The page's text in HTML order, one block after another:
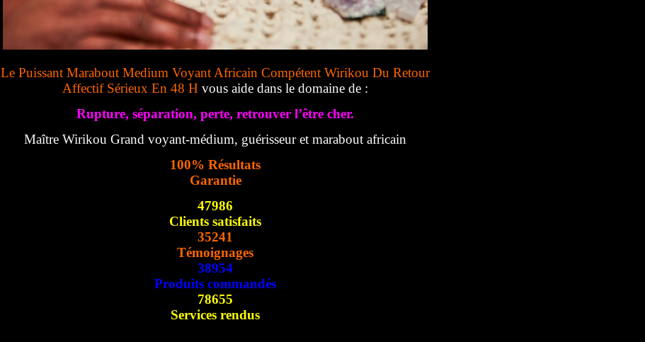
Le Puissant Marabout Medium Voyant Africain Compétent Wirikou Du Retour
Affectif Sérieux En 48 H vous aide dans le domaine de :
Rupture, séparation, perte, retrouver l’être cher.
Maître Wirikou Grand voyant-médium, guérisseur et marabout africain
100% Résultats
Garantie
47986
Clients satisfaits
35241
Témoignages
38954
Produits commandés
78655
Services rendus